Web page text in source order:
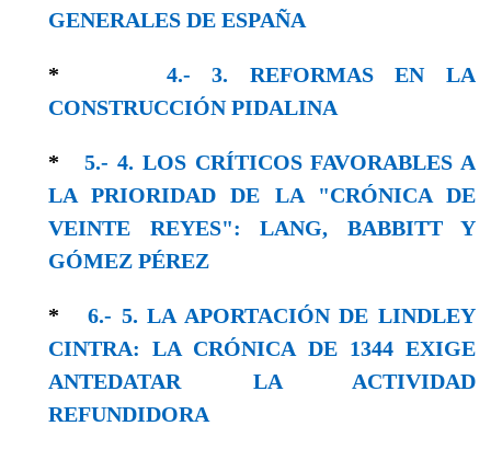
GENERALES DE ESPAÑA
* 4.- 3. REFORMAS EN LA
CONSTRUCCIÓN PIDALINA
*5.- 4. LOS CRÍTICOS FAVORABLES A
LA PRIORIDAD DE LA "CRÓNICA DE
VEINTE REYES": LANG, BABBITT Y
GÓMEZ PÉREZ
* 6.- 5. LA APORTACIÓN DE LINDLEY
CINTRA: LA CRÓNICA DE 1344 EXIGE
ANTEDATAR LA ACTIVIDAD
REFUNDIDORA